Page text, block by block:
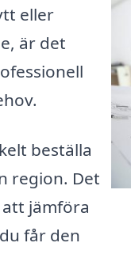
eller
är det
beställa
region. Det
jämföra
får den